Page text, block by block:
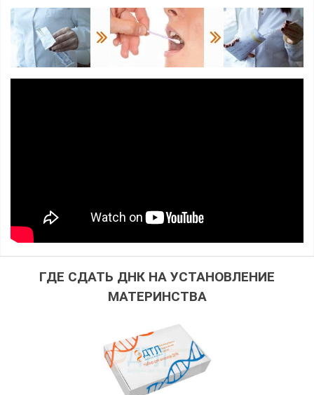
ГДЕ СДАТЬ ДНК НА УСТАНОВЛЕНИЕ
МАТЕРИНСТВА